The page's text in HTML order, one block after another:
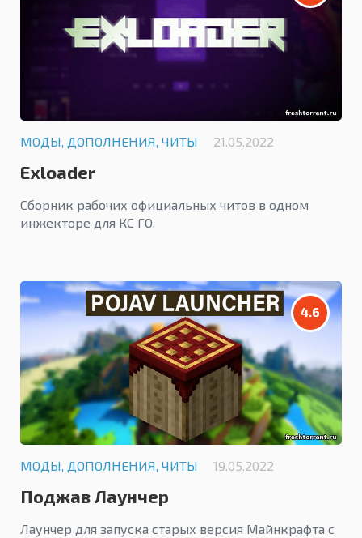
МОДЫ, ДОПОЛНЕНИЯ, ЧИТЫ 21.05.2022
Exloader
Сборник рабочих официальных читов в одном
инжекторе для КС ГО.
4.6
МОДЫ, ДОПОЛНЕНИЯ, ЧИТЫ 19.05.2022
Поджав Лаунчер
Лаунчер для запуска старых версия Майнкрафта с